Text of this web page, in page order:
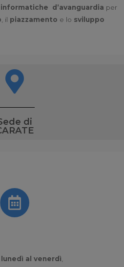
d’avanguardia per
, il piazzamento e lo sviluppo
di
lunedì al venerdì,